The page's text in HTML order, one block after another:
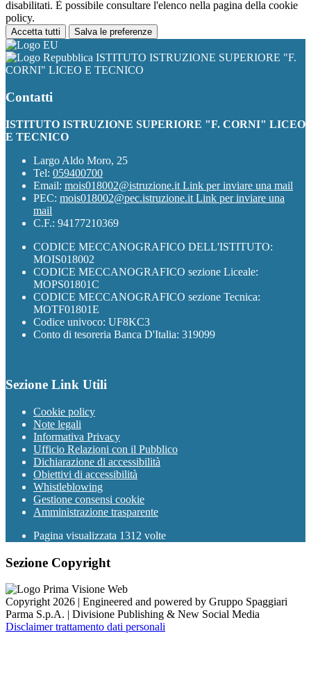
disabilitati. È possibile consultare l'elenco nella pagina della cookie
policy.
Accetta tutti Salva le preferenze
ISTITUTO ISTRUZIONE SUPERIORE "F.
CORNI" LICEO E TECNICO
Contatti
ISTITUTO ISTRUZIONE SUPERIORE "F. CORNI" LICEO
E TECNICO
Largo Aldo Moro, 25
Tel: 059400700
Email: mois018002@istruzione.it Link per inviare una mail
PEC: mois018002@pec.istruzione.it Link per inviare una
mail
C.F.: 94177210369
CODICE MECCANOGRAFICO DELL'ISTITUTO:
MOIS018002
CODICE MECCANOGRAFICO sezione Liceale:
MOPS01801C
CODICE MECCANOGRAFICO sezione Tecnica:
MOTF01801E
Codice univoco: UF8KC3
Conto di tesoreria Banca D'Italia: 319099
Sezione Link Utili
Cookie policy
Note legali
Informativa Privacy
Ufficio Relazioni con il Pubblico
Dichiarazione di accessibilità
Obiettivi di accessibilità
Whistleblowing
Gestione consensi cookie
Amministrazione trasparente
Pagina visualizzata 1312 volte
Sezione Copyright
Copyright 2026 | Engineered and powered by Gruppo Spaggiari
Parma S.p.A. | Divisione Publishing & New Social Media
Disclaimer trattamento dati personali